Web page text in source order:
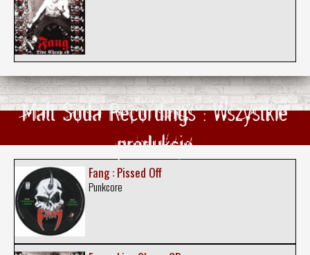
Malt Soda Recordings : Wszystkie
produkcje
Fang : Pissed Off
Punkcore